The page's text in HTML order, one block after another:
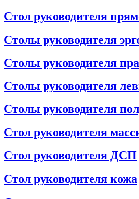
Стол руководителя
Столы руководителя
Столы руководителя
Столы руководителя
Столы руководителя
Стол руководителя
Стол руководителя ДСП
Стол руководителя кожа